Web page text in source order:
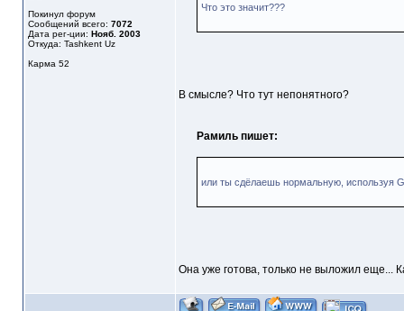
Покинул форум
Сообщений всего: 7072
Дата рег-ции: Нояб. 2003
Откуда: Tashkent Uz
Карма 52
Что это значит???
В смысле? Что тут непонятного?
Рамиль пишет:
или ты сдёлаешь нормальную, используя
Она уже готова, только не выложил еще...